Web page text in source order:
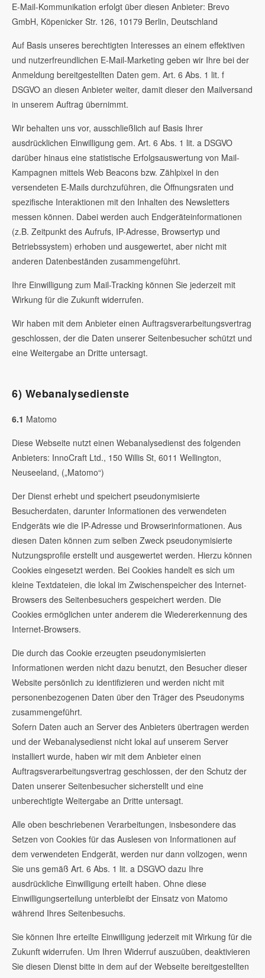
E-Mail-Kommunikation erfolgt über diesen Anbieter: Brevo
GmbH, Köpenicker Str. 126, 10179 Berlin, Deutschland
Auf Basis unseres berechtigten Interesses an einem effektiven
und nutzerfreundlichen E-Mail-Marketing geben wir Ihre bei der
Anmeldung bereitgestellten Daten gem. Art. 6 Abs. 1 lit. f
DSGVO an diesen Anbieter weiter, damit dieser den Mailversand
in unserem Auftrag übernimmt.
Wir behalten uns vor, ausschließlich auf Basis Ihrer
ausdrücklichen Einwilligung gem. Art. 6 Abs. 1 lit. a DSGVO
darüber hinaus eine statistische Erfolgsauswertung von Mail-
Kampagnen mittels Web Beacons bzw. Zählpixel in den
versendeten E-Mails durchzuführen, die Öffnungsraten und
spezifische Interaktionen mit den Inhalten des Newsletters
messen können. Dabei werden auch Endgeräteinformationen
(z.B. Zeitpunkt des Aufrufs, IP-Adresse, Browsertyp und
Betriebssystem) erhoben und ausgewertet, aber nicht mit
anderen Datenbeständen zusammengeführt.
Ihre Einwilligung zum Mail-Tracking können Sie jederzeit mit
Wirkung für die Zukunft widerrufen.
Wir haben mit dem Anbieter einen Auftragsverarbeitungsvertrag
geschlossen, der die Daten unserer Seitenbesucher schützt und
eine Weitergabe an Dritte untersagt.
6) Webanalysedienste
6.1 Matomo
Diese Webseite nutzt einen Webanalysedienst des folgenden
Anbieters: InnoCraft Ltd., 150 Willis St, 6011 Wellington,
Neuseeland, („Matomo“)
Der Dienst erhebt und speichert pseudonymisierte
Besucherdaten, darunter Informationen des verwendeten
Endgeräts wie die IP-Adresse und Browserinformationen. Aus
diesen Daten können zum selben Zweck pseudonymisierte
Nutzungsprofile erstellt und ausgewertet werden. Hierzu können
Cookies eingesetzt werden. Bei Cookies handelt es sich um
kleine Textdateien, die lokal im Zwischenspeicher des Internet-
Browsers des Seitenbesuchers gespeichert werden. Die
Cookies ermöglichen unter anderem die Wiedererkennung des
Internet-Browsers.
Die durch das Cookie erzeugten pseudonymisierten
Informationen werden nicht dazu benutzt, den Besucher dieser
Website persönlich zu identifizieren und werden nicht mit
personenbezogenen Daten über den Träger des Pseudonyms
zusammengeführt.
Sofern Daten auch an Server des Anbieters übertragen werden
und der Webanalysedienst nicht lokal auf unserem Server
installiert wurde, haben wir mit dem Anbieter einen
Auftragsverarbeitungsvertrag geschlossen, der den Schutz der
Daten unserer Seitenbesucher sicherstellt und eine
unberechtigte Weitergabe an Dritte untersagt.
Alle oben beschriebenen Verarbeitungen, insbesondere das
Setzen von Cookies für das Auslesen von Informationen auf
dem verwendeten Endgerät, werden nur dann vollzogen, wenn
Sie uns gemäß Art. 6 Abs. 1 lit. a DSGVO dazu Ihre
ausdrückliche Einwilligung erteilt haben. Ohne diese
Einwilligungserteilung unterbleibt der Einsatz von Matomo
während Ihres Seitenbesuchs.
Sie können Ihre erteilte Einwilligung jederzeit mit Wirkung für die
Zukunft widerrufen. Um Ihren Widerruf auszuüben, deaktivieren
Sie diesen Dienst bitte in dem auf der Webseite bereitgestellten